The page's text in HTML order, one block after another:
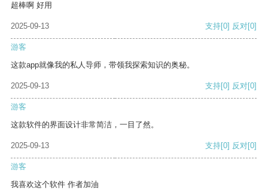
超棒啊 好用
2025-09-13 支持[0] 反对[0]
游客
这款app就像我的私人导师，带领我探索知识的奥秘。
2025-09-13 支持[0] 反对[0]
游客
这款软件的界面设计非常简洁，一目了然。
2025-09-13 支持[0] 反对[0]
游客
我喜欢这个软件 作者加油